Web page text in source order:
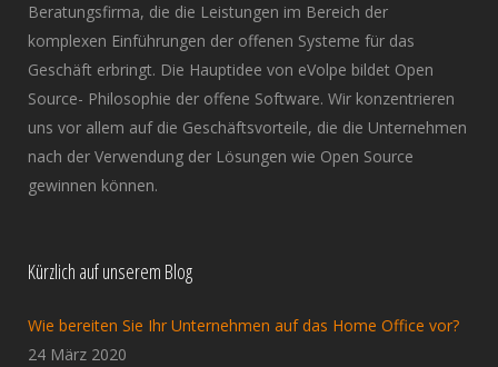
Beratungsfirma, die die Leistungen im Bereich der
komplexen Einführungen der offenen Systeme für das
Geschäft erbringt. Die Hauptidee von eVolpe bildet Open
Source- Philosophie der offene Software. Wir konzentrieren
uns vor allem auf die Geschäftsvorteile, die die Unternehmen
nach der Verwendung der Lösungen wie Open Source
gewinnen können.
Kürzlich auf unserem Blog
Wie bereiten Sie Ihr Unternehmen auf das Home Office vor?
24 März 2020